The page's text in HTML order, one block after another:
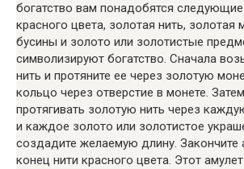
богатство вам понадобятся
красного цвета, золотая нить, золотая
бусины и золото или золотистые
символизируют богатство. Сначала
нить и протяните ее через золотую
кольцо через отверстие в монете.
протягивать золотую нить через
и каждое золото или золотистое
создадите желаемую длину. Закончите
конец нити красного цвета. Этот